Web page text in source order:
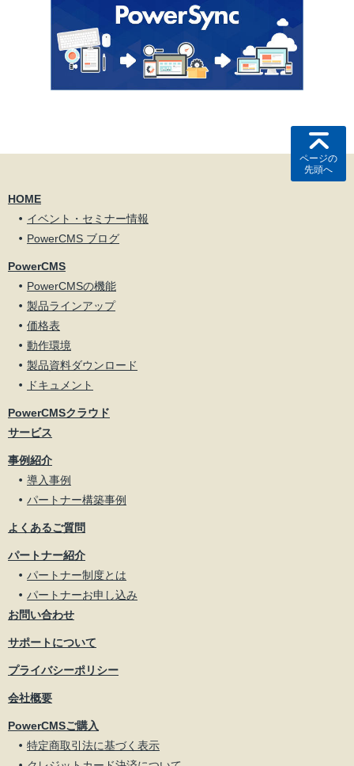
ページの
先頭へ
HOME
イベント・セミナー情報
PowerCMS ブログ
PowerCMS
PowerCMSの機能
製品ラインアップ
価格表
動作環境
製品資料ダウンロード
ドキュメント
PowerCMSクラウド
サービス
事例紹介
導入事例
パートナー構築事例
よくあるご質問
パートナー紹介
パートナー制度とは
パートナーお申し込み
お問い合わせ
サポートについて
プライバシーポリシー
会社概要
PowerCMSご購入
特定商取引法に基づく表示